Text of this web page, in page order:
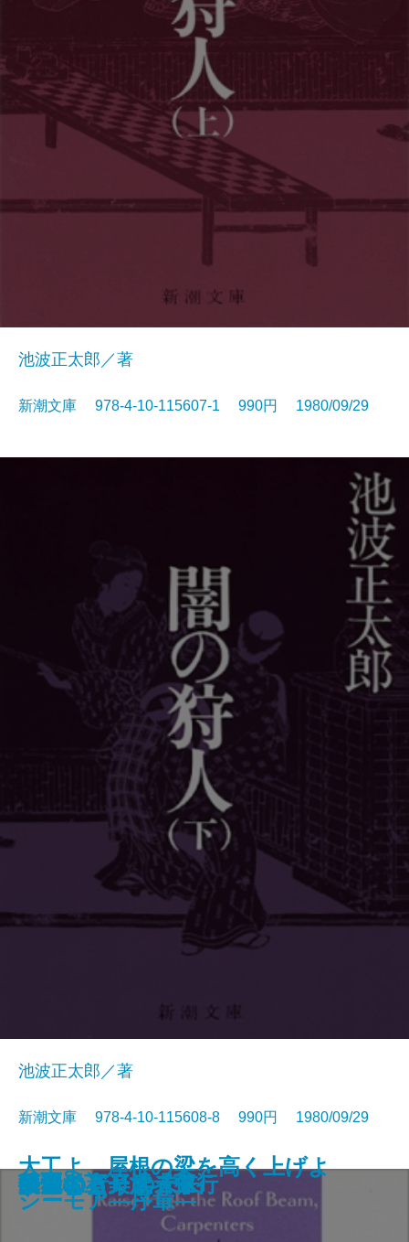
アラスカ物語
漂流
官僚たちの夏
新釈遠野物語
笑うな
シェリー詩集
もの思う葦
人情裏長屋
闇の狩人〔上〕
池波正太郎／著
新潮文庫 978-4-10-115607-1 990円 1980/09/29
闇の狩人〔下〕
池波正太郎／著
新潮文庫 978-4-10-115608-8 990円 1980/09/29
大工よ、屋根の梁を高く上げよ
シーモア―序章―
ボクの音楽武者修行
復活〔上〕
復活〔下〕
路傍の石
共犯者
ひとにぎりの未来
華麗なる一族〔上〕
華麗なる一族〔中〕
華麗なる一族〔下〕